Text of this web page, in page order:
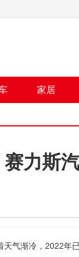
家居
力斯
气渐冷，2022年